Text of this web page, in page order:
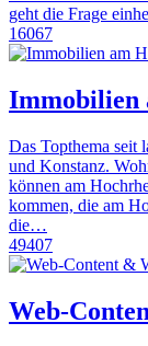
geht die Frage
16067
Immobilien
Das Topthema seit
und Konstanz.
können am
kommen, die am
die…
49407
Web-